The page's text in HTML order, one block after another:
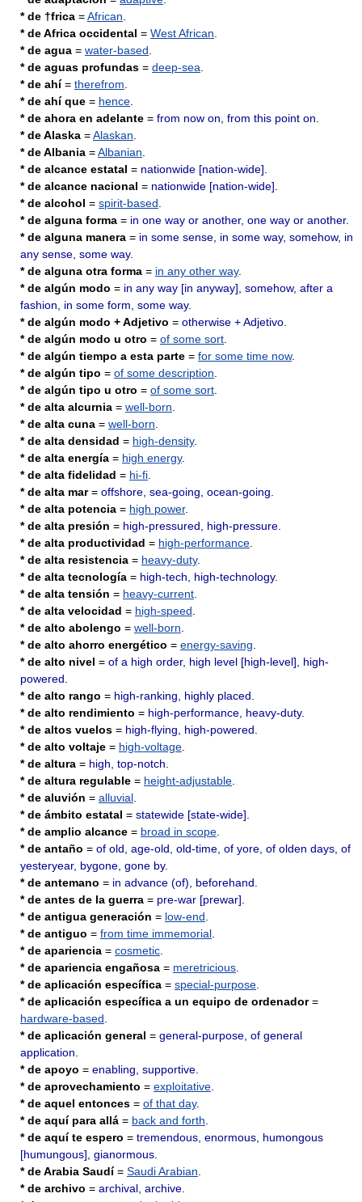
* de †frica =African
* de Africa occidental = West African
* de agua = water-based
* de aguas profundas = deep-sea
* de ahí= therefrom
* de ahí que = hence
* de ahora en adelante = from now on, from this point on
* de Alaska =Alaskan
* de Albania =Albanian
* de alcance estatal = nationwide [nation-wide]
* de alcance nacional = nationwide [nation-wide]
* de alcohol = spirit-based
* de alguna forma = in one way or another, one way or another.
* de alguna manera = in some sense, in some way, somehow, in
any sense, some way.
* de alguna otra forma = in any other way.
* de algún modo = in any way [in anyway], somehow, after a
fashion, in some form, some way.
* de algún modo + Adjetivo = otherwise + Adjetivo
* de algún modo u otro = of some sort
* de algún tiempo a esta parte = for some time now.
* de algún tipo = of some description
* de algún tipo u otro = of some sort
* de alta alcurnia = well-born
* de alta cuna = well-born
* de alta densidad = high-density.
* de alta energía = high energy.
* de alta fidelidad = hi-fi
* de alta mar= offshore, sea-going, ocean-going
* de alta potencia = high power.
* de alta presión = high-pressured, high-pressure
* de alta productividad = high-performance
* de alta resistencia = heavy-duty.
* de alta tecnología = high-tech, high-technology.
* de alta tensión = heavy-current
* de alta velocidad = high-speed
* de alto abolengo = well-born
* de alto ahorro energético = energy-saving
* de alto nivel = of a high order, high level [high-level], high-
powered
* de alto rango = high-ranking, highly placed
* de alto rendimiento = high-performance, heavy-duty.
* de altos vuelos = high-flying, high-powered
* de alto voltaje = high-voltage
* de altura = high, top-notch
* de altura regulable = height-adjustable
* de aluvión = alluvial
* de ámbito estatal = statewide [state-wide]
* de amplio alcance = broad in scope
* de antaño = of old, age-old, old-time, of yore, of olden days, of
yesteryear, bygone, gone by.
* de antemano = in advance (of), beforehand
* de antes de la guerra = pre-war [prewar]
* de antigua generación = low-end
* de antiguo = from time immemorial
* de apariencia = cosmetic
* de apariencia engañosa = meretricious
* de aplicación específica = special-purpose
* de aplicación específica a un equipo de ordenador=
hardware-based
* de aplicación general = general-purpose, of general
application
* de apoyo = enabling, supportive
* de aprovechamiento = exploitative
* de aquel entonces = of that day.
* de aquí para allá = back and forth
* de aquí te espero = tremendous, enormous, humongous
[humungous], gianormous
* de Arabia Saudí= Saudi Arabian
* de archivo = archival, archive